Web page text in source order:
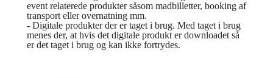
event relaterede produkter såsom madbilletter, booking af
transport eller overnatning mm.
- Digitale produkter der er taget i brug. Med taget i brug
menes der, at hvis det digitale produkt er downloadet så
er det taget i brug og kan ikke fortrydes.